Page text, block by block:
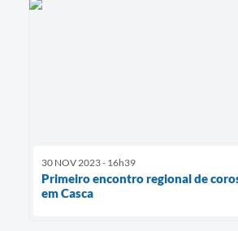
30 NOV 2023 - 16h39
Primeiro encontro regional de
em Casca